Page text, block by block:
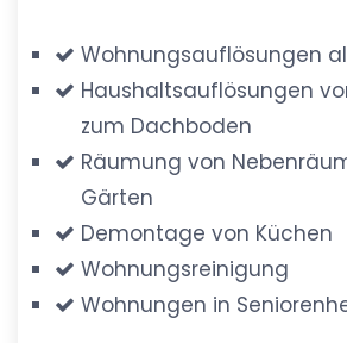
Wohnungsauflösungen
Haushaltsauflösungen
zum Dachboden
Räumung von
Gärten
Demontage von Küchen
Wohnungsreinigung
Wohnungen in